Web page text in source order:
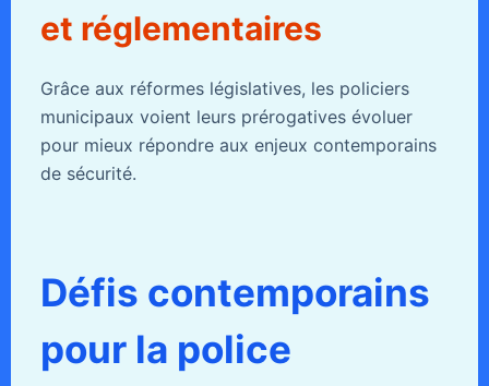
et réglementaires
Grâce aux réformes législatives, les policiers
municipaux voient leurs prérogatives évoluer
pour mieux répondre aux enjeux contemporains
de sécurité.
Défis contemporains
pour la police